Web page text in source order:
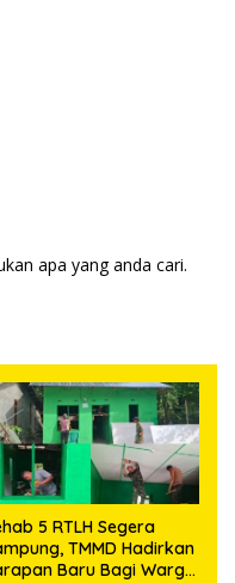
apa yang anda cari.
5 RTLH Segera
TMMD Hadirkan
Baru Bagi Warga